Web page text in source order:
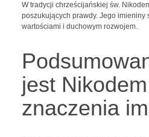
W tradycji chrześcijańskiej św.
poszukujących prawdy. Jego imieniny
wartościami i duchowym rozwojem.
jest Nikodem
znaczenia